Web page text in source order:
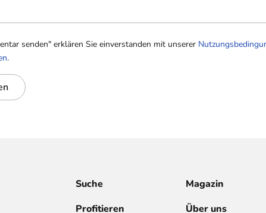
senden" erklären Sie einverstanden mit unserer
.
Suche Magazin
Profitieren
Über uns